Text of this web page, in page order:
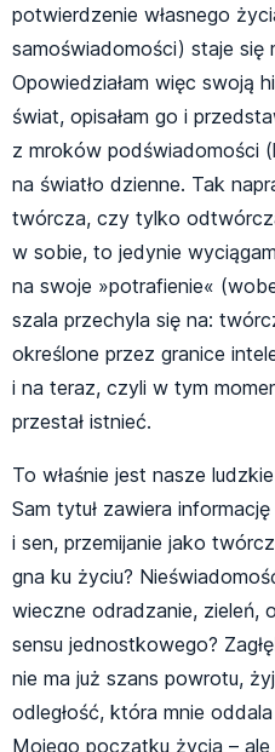
potwierdzenie własnego
samoświadomości) staje się
Opowiedziałam więc swoją
świat, opisałam go i
z mroków podświadomości
na światło dzienne. Tak
twórcza, czy tylko
w sobie, to jedynie
na swoje »potrafienie«
szala przechyla się na:
określone przez granice
i na teraz, czyli w tym
przestał istnieć.
To właśnie jest nasze
Sam tytuł zawiera
i sen, przemijanie jako
gna ku życiu?
wieczne odradzanie, zieleń,
sensu jednostkowego?
nie ma już szans powrotu,
odległość, która mnie
Mojego początku życia –